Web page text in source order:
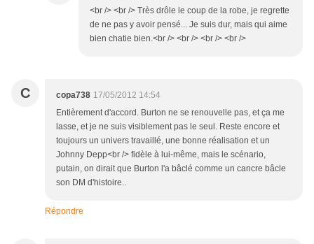
<br /> <br /> Très drôle le coup de la robe, je regrette
de ne pas y avoir pensé... Je suis dur, mais qui aime
bien chatie bien.<br /> <br /> <br /> <br />
C copa738 17/05/2012 14:54
Entièrement d'accord. Burton ne se renouvelle pas, et ça me
lasse, et je ne suis visiblement pas le seul. Reste encore et
toujours un univers travaillé, une bonne réalisation et un
Johnny Depp<br /> fidèle à lui-même, mais le scénario,
putain, on dirait que Burton l'a bâclé comme un cancre bâcle
son DM d'histoire..
Répondre